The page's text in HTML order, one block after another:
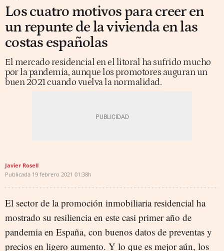
Los cuatro motivos para creer en
un repunte de la vivienda en las
costas españolas
El mercado residencial en el litoral ha sufrido mucho
por la pandemia, aunque los promotores auguran un
buen 2021 cuando vuelva la normalidad.
Javier Rosell
Publicada 19 febrero 2021 01:38h
El sector de la promoción inmobiliaria residencial ha
mostrado su resiliencia en este casi primer año de
pandemia en España, con buenos datos de preventas y
precios en ligero aumento. Y lo que es mejor aún, los